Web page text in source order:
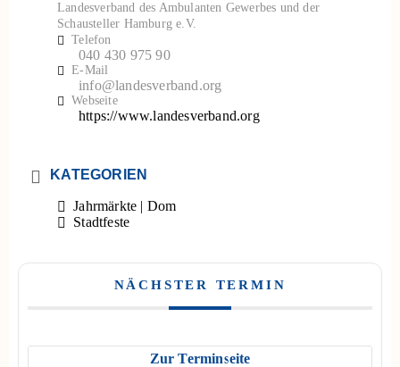
Landesverband des Ambulanten Gewerbes und der
Schausteller Hamburg e.V.
Telefon
040 430 975 90
E-Mail
info@landesverband.org
Webseite
https://www.landesverband.org
KATEGORIEN
Jahrmärkte | Dom
Stadtfeste
NÄCHSTER TERMIN
Zur Terminseite